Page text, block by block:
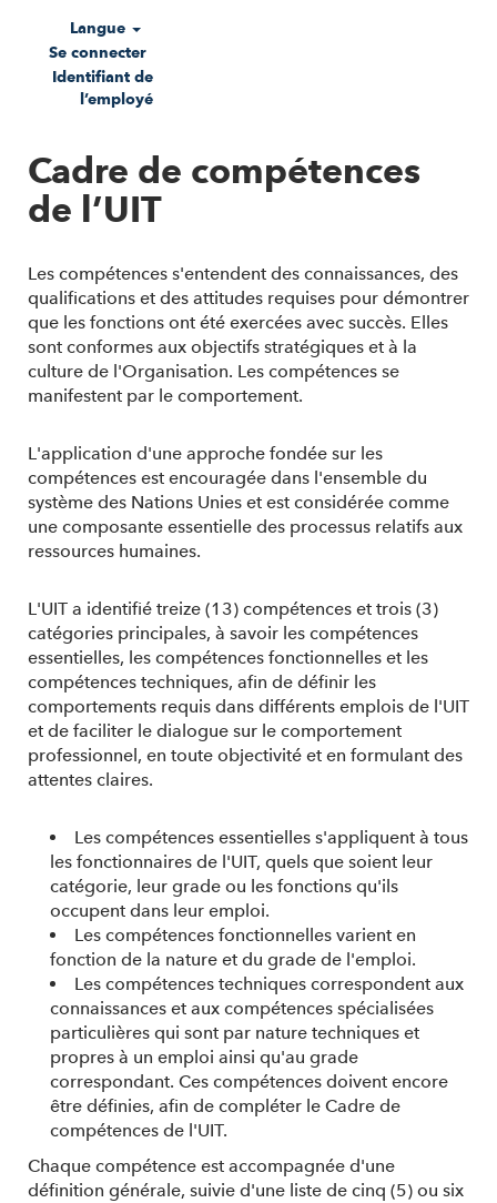
Langue
Se connecter
Identifiant de
l’employé
Cadre de compétences
de l’UIT
Les compétences s'entendent des connaissances, des
qualifications et des attitudes requises pour démontrer
que les fonctions ont été exercées avec succès. Elles
sont conformes aux objectifs stratégiques et à la
culture de l'Organisation. Les compétences se
manifestent par le comportement.
L'application d'une approche fondée sur les
compétences est encouragée dans l'ensemble du
système des Nations Unies et est considérée comme
une composante essentielle des processus relatifs aux
ressources humaines.
L'UIT a identifié treize (13) compétences et trois (3)
catégories principales, à savoir les compétences
essentielles, les compétences fonctionnelles et les
compétences techniques, afin de définir les
comportements requis dans différents emplois de l'UIT
et de faciliter le dialogue sur le comportement
professionnel, en toute objectivité et en formulant des
attentes claires.
Les compétences essentielles s'appliquent à tous
les fonctionnaires de l'UIT, quels que soient leur
catégorie, leur grade ou les fonctions qu'ils
occupent dans leur emploi.
Les compétences fonctionnelles varient en
fonction de la nature et du grade de l'emploi.
Les compétences techniques correspondent aux
connaissances et aux compétences spécialisées
particulières qui sont par nature techniques et
propres à un emploi ainsi qu'au grade
correspondant. Ces compétences doivent encore
être définies, afin de compléter le Cadre de
compétences de l'UIT.
Chaque compétence est accompagnée d'une
définition générale, suivie d'une liste de cinq (5) ou six